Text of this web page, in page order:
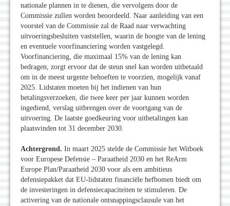
nationale plannen in te dienen, die vervolgens door de
Commissie zullen worden beoordeeld. Naar aanleiding van een
voorstel van de Commissie zal de Raad naar verwachting
uitvoeringsbesluiten vaststellen, waarin de hoogte van de lening
en eventuele voorfinanciering worden vastgelegd.
Voorfinanciering, die maximaal 15% van de lening kan
bedragen, zorgt ervoor dat de steun snel kan worden uitbetaald
om in de meest urgente behoeften te voorzien, mogelijk vanaf
2025. Lidstaten moeten bij het indienen van hun
betalingsverzoeken, die twee keer per jaar kunnen worden
ingediend, verslag uitbrengen over de voortgang van de
uitvoering. De laatste goedkeuring voor uitbetalingen kan
plaatsvinden tot 31 december 2030.
Achtergrond. In maart 2025 stelde de Commissie het Witboek
voor Europese Defensie – Paraatheid 2030 en het ReArm
Europe Plan/Paraatheid 2030 voor als een ambitieus
defensiepakket dat EU-lidstaten financiële hefbomen biedt om
de investeringen in defensiecapaciteiten te stimuleren. De
activering van de nationale ontsnappingsclausule van het